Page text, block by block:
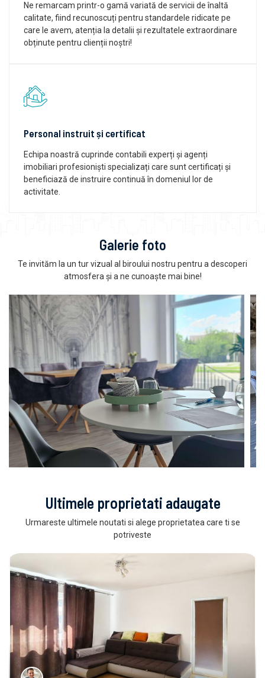
Ne remarcam printr-o gamă variată de servicii de înaltă
calitate, fiind recunoscuți pentru standardele ridicate pe
care le avem, atenția la detalii și rezultatele extraordinare
obținute pentru clienții noștri!
Personal instruit și certificat
Echipa noastră cuprinde contabili experți și agenți
imobiliari profesioniști specializați care sunt certificați și
beneficiază de instruire continuă în domeniul lor de
activitate.
Galerie foto
Te invităm la un tur vizual al biroului nostru pentru a descoperi
atmosfera și a ne cunoaște mai bine!
Ultimele proprietati adaugate
Urmareste ultimele noutati si alege proprietatea care ti se
potriveste